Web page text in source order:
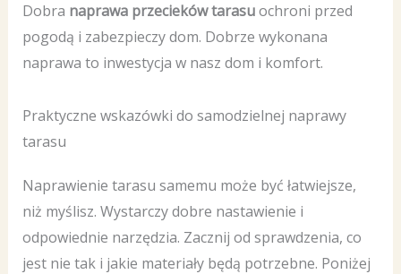
Dobra naprawa przecieków tarasuochroni przed
pogodą i zabezpieczy dom. Dobrze wykonana
naprawa to inwestycja w nasz dom i komfort.
Praktyczne wskazówki do samodzielnej naprawy
tarasu
Naprawienie tarasu samemu może być łatwiejsze,
niż myślisz. Wystarczy dobre nastawienie i
odpowiednie narzędzia. Zacznij od sprawdzenia, co
jest nie tak i jakie materiały będą potrzebne. Poniżej